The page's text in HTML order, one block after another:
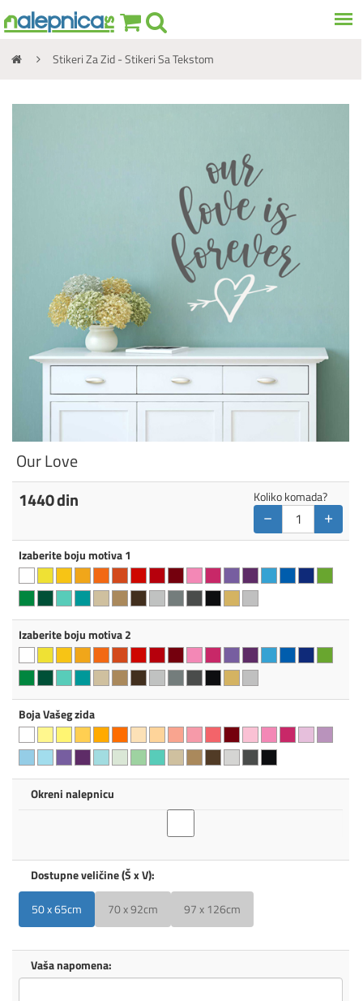
Stikeri Za Zid - Stikeri Sa Tekstom
Our Love
1440din Koliko komada?
− +
Izaberite boju motiva 1
Izaberite boju motiva 2
Boja Vašeg zida
Okreni nalepnicu
Dostupne veličine (Š x V):
50 x 65cm
70 x 92cm 97 x 126cm
Vaša napomena: